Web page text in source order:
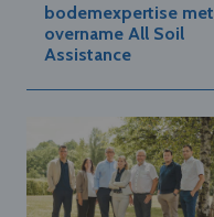
bodemexpertise met
overname All Soil
Assistance